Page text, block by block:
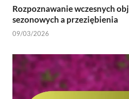
Rozpoznawanie wczesnych
sezonowych a przeziębienia
09/03/2026